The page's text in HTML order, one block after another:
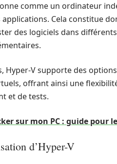
comme un ordinateur
Cela constitue
des logiciels dans
Hyper-V supporte des
offrant ainsi une
et de tests.
sur mon PC : guide pour
d’Hyper-V